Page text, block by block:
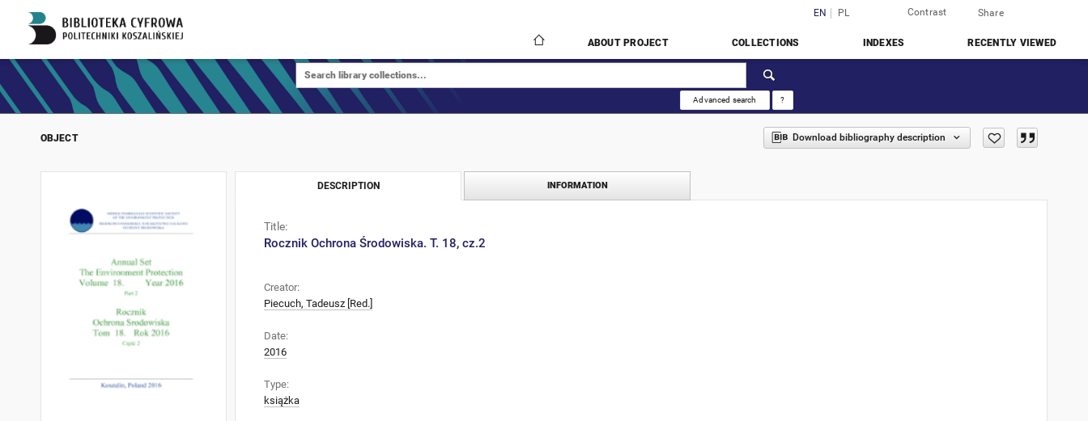
EN PL Contrast Share
ABOUT PROJECT COLLECTIONS INDEXES RECENTLY VIEWED
Advanced search ?
OBJECT Download bibliography description
DESCRIPTION INFORMATION
Title:
Rocznik Ochrona Środowiska. T. 18, cz.2
Creator:
Piecuch, Tadeusz [Red.]
Date:
2016
Type:
książka